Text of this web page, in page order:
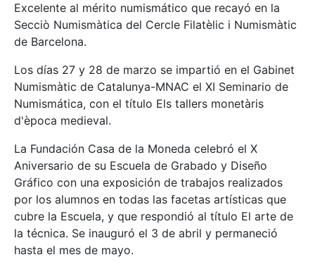
Excelente al mérito numismático que recayó en la
Secciò Numismàtica del Cercle Filatèlic i Numismàtic
de Barcelona.
Los días 27 y 28 de marzo se impartió en el Gabinet
Numismàtic de Catalunya-MNAC el XI Seminario de
Numismática, con el título Els tallers monetàris
d'època medieval.
La Fundación Casa de la Moneda celebró el X
Aniversario de su Escuela de Grabado y Diseño
Gráfico con una exposición de trabajos realizados
por los alumnos en todas las facetas artísticas que
cubre la Escuela, y que respondió al título El arte de
la técnica. Se inauguró el 3 de abril y permaneció
hasta el mes de mayo.